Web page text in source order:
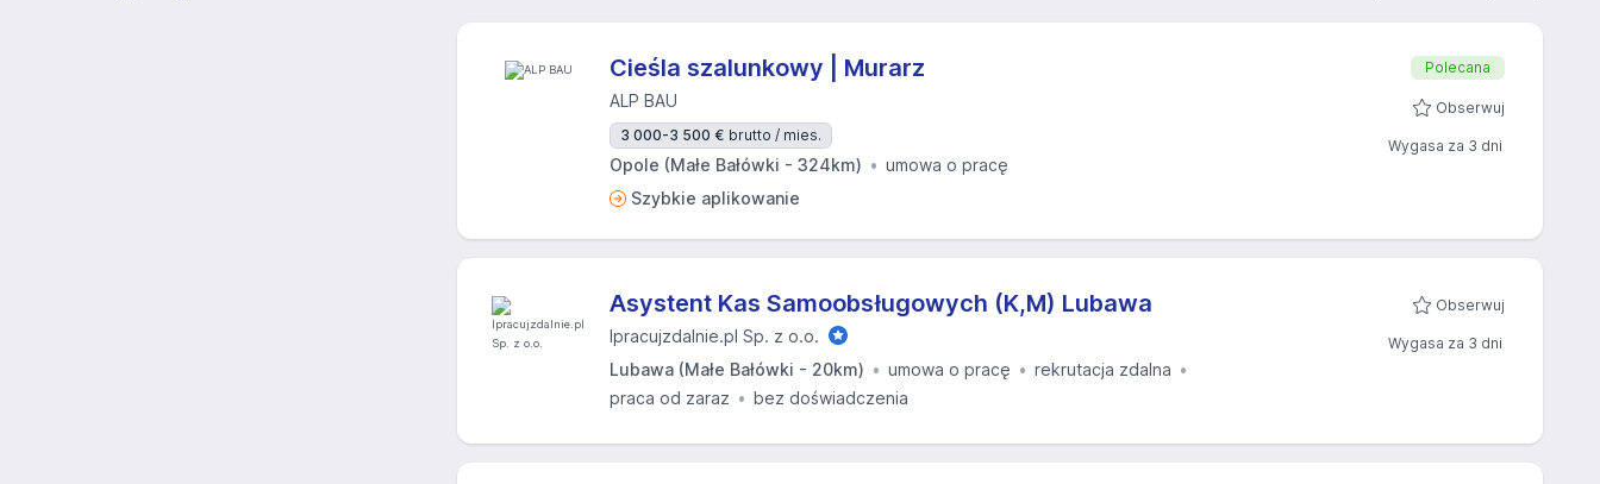
Cieśla szalunkowy | Murarz
ALP BAU
3 000-3 500 € brutto / mies.
Opole (Małe Bałówki - 324km)
umowa o pracę
Szybkie aplikowanie
Polecana
Obserwuj
Wygasa za 3 dni
Asystent Kas Samoobsługowych (K,M) Lubawa
Ipracujzdalnie.pl Sp. z o.o.
Lubawa (Małe Bałówki - 20km)
umowa o pracę
rekrutacja zdalna
praca od zaraz
bez doświadczenia
Obserwuj
Wygasa za 3 dni